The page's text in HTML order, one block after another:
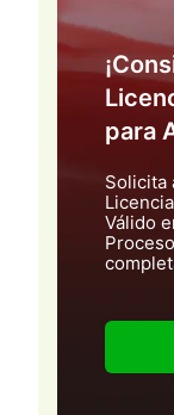
para
Solicita
Válido